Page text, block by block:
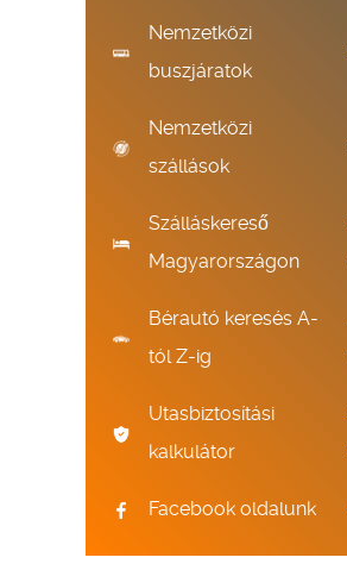
Nemzetközi
buszjáratok
Nemzetközi
szállások
Szálláskereső
Magyarországon
Bérautó keresés A-
tól Z-ig
Utasbiztosítási
kalkulátor
Facebook oldalunk